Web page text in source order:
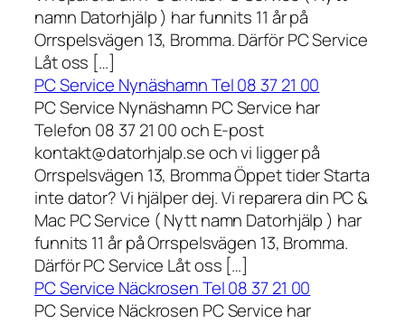
namn Datorhjälp ) har funnits 11 år på
Orrspelsvägen 13, Bromma. Därför PC Service
Låt oss […]
PC Service Nynäshamn Tel 08 37 21 00
PC Service Nynäshamn PC Service har
Telefon 08 37 21 00 och E-post
kontakt@datorhjalp.se och vi ligger på
Orrspelsvägen 13, Bromma Öppet tider Starta
inte dator? Vi hjälper dej. Vi reparera din PC &
Mac PC Service ( Nytt namn Datorhjälp ) har
funnits 11 år på Orrspelsvägen 13, Bromma.
Därför PC Service Låt oss […]
PC Service Näckrosen Tel 08 37 21 00
PC Service Näckrosen PC Service har